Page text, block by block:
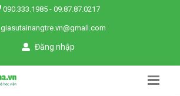
090.333.1985 - 09.87.87.0217
giasutainangtre.vn@gmail.com
Đăng nhập